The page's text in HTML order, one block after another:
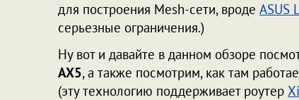
для построения Mesh-сети, вроде ASUS
серьезные ограничения.)
Ну вот и давайте в данном обзоре
AX5, а также посмотрим, как там
(эту технологию поддерживает роутер